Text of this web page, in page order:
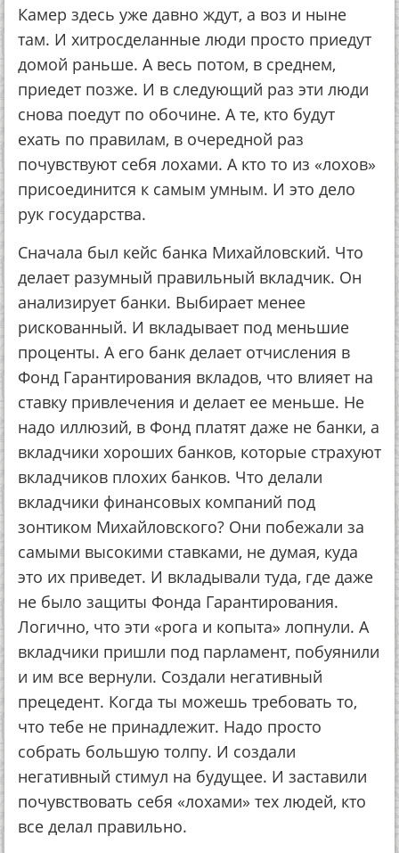
Камер здесь уже давно ждут, а воз и ныне
там. И хитросделанные люди просто приедут
домой раньше. А весь потом, в среднем,
приедет позже. И в следующий раз эти люди
снова поедут по обочине. А те, кто будут
ехать по правилам, в очередной раз
почувствуют себя лохами. А кто то из «лохов»
присоединится к самым умным. И это дело
рук государства.
Сначала был кейс банка Михайловский. Что
делает разумный правильный вкладчик. Он
анализирует банки. Выбирает менее
рискованный. И вкладывает под меньшие
проценты. А его банк делает отчисления в
Фонд Гарантирования вкладов, что влияет на
ставку привлечения и делает ее меньше. Не
надо иллюзий, в Фонд платят даже не банки, а
вкладчики хороших банков, которые страхуют
вкладчиков плохих банков. Что делали
вкладчики финансовых компаний под
зонтиком Михайловского? Они побежали за
самыми высокими ставками, не думая, куда
это их приведет. И вкладывали туда, где даже
не было защиты Фонда Гарантирования.
Логично, что эти «рога и копыта» лопнули. А
вкладчики пришли под парламент, побуянили
и им все вернули. Создали негативный
прецедент. Когда ты можешь требовать то,
что тебе не принадлежит. Надо просто
собрать большую толпу. И создали
негативный стимул на будущее. И заставили
почувствовать себя «лохами» тех людей, кто
все делал правильно.